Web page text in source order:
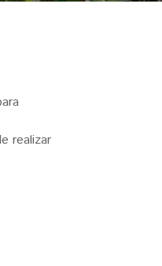
realizar